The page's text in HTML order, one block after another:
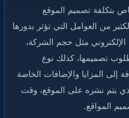
بتكلفة تصميم الموقع
من العوامل التي تؤثر بدورها
مثل حجم الشركة،
تصميمها، كذلك نوع
إلى المزايا والإضافات الخاصة
يتم نشره على الموقع، وقت
المواقع.